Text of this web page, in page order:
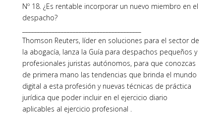
Nº 18. ¿Es rentable incorporar un nuevo miembro en el
despacho?
Thomson Reuters, líder en soluciones para el sector de
la abogacía, lanza la Guía para despachos pequeños y
profesionales juristas autónomos, para que conozcas
de primera mano las tendencias que brinda el mundo
digital a esta profesión y nuevas técnicas de práctica
jurídica que poder incluir en el ejercicio diario
aplicables al ejercicio profesional .